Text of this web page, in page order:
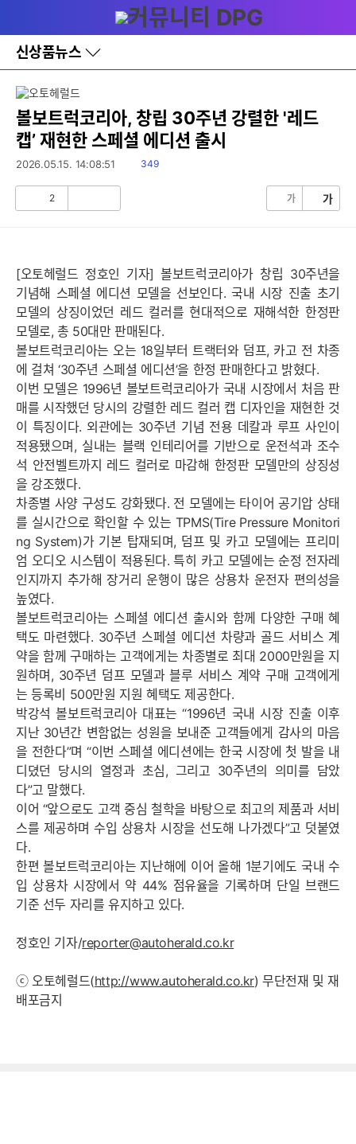
와
홈
신상품뉴스
바
로
레
이
어
토
볼보트럭코리아, 창립 30주년 강렬한 '레드
캡’ 재현한 스페셜 에디션 출시
2026.05.15. 14:08:51
읽
349
2 가 가
[오토헤럴드 정호인 기자] 볼보트럭코리아가 창립 30주년을
기념해 스페셜 에디션 모델을 선보인다. 국내 시장 진출 초기
모델의 상징이었던 레드 컬러를 현대적으로 재해석한 한정판
모델로, 총 50대만 판매된다.
볼보트럭코리아는 오는 18일부터 트랙터와 덤프, 카고 전 차종
에 걸쳐 ‘30주년 스페셜 에디션’을 한정 판매한다고 밝혔다.
이번 모델은 1996년 볼보트럭코리아가 국내 시장에서 처음 판
매를 시작했던 당시의 강렬한 레드 컬러 캡 디자인을 재현한 것
이 특징이다. 외관에는 30주년 기념 전용 데칼과 루프 사인이
적용됐으며, 실내는 블랙 인테리어를 기반으로 운전석과 조수
석 안전벨트까지 레드 컬러로 마감해 한정판 모델만의 상징성
을 강조했다.
차종별 사양 구성도 강화됐다. 전 모델에는 타이어 공기압 상태
를 실시간으로 확인할 수 있는 TPMS(Tire Pressure Monitori
ng System)가 기본 탑재되며, 덤프 및 카고 모델에는 프리미
엄 오디오 시스템이 적용된다. 특히 카고 모델에는 순정 전자레
인지까지 추가해 장거리 운행이 많은 상용차 운전자 편의성을
높였다.
볼보트럭코리아는 스페셜 에디션 출시와 함께 다양한 구매 혜
택도 마련했다. 30주년 스페셜 에디션 차량과 골드 서비스 계
약을 함께 구매하는 고객에게는 차종별로 최대 2000만원을 지
원하며, 30주년 덤프 모델과 블루 서비스 계약 구매 고객에게
는 등록비 500만원 지원 혜택도 제공한다.
박강석 볼보트럭코리아 대표는 “1996년 국내 시장 진출 이후
지난 30년간 변함없는 성원을 보내준 고객들에게 감사의 마음
을 전한다”며 “이번 스페셜 에디션에는 한국 시장에 첫 발을 내
디뎠던 당시의 열정과 초심, 그리고 30주년의 의미를 담았
다”고 말했다.
이어 “앞으로도 고객 중심 철학을 바탕으로 최고의 제품과 서비
스를 제공하며 수입 상용차 시장을 선도해 나가겠다”고 덧붙였
다.
한편 볼보트럭코리아는 지난해에 이어 올해 1분기에도 국내 수
입 상용차 시장에서 약 44% 점유율을 기록하며 단일 브랜드
기준 선두 자리를 유지하고 있다.
정호인 기자/reporter@autoherald.co.kr
ⓒ 오토헤럴드(http://www.autoherald.co.kr) 무단전재 및 재
배포금지